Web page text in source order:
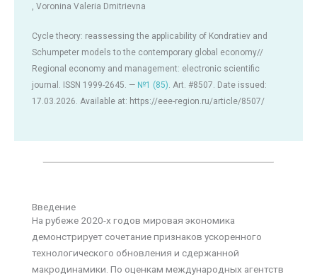
, Voronina Valeria Dmitrievna
Cycle theory: reassessing the applicability of Kondratiev and
Schumpeter models to the contemporary global economy//
Regional economy and management: electronic scientific
journal. ISSN 1999-2645. — №1 (85). Art. #8507. Date issued:
17.03.2026. Available at: https://eee-region.ru/article/8507/
Введение
На рубеже 2020-х годов мировая экономика
демонстрирует сочетание признаков ускоренного
технологического обновления и сдержанной
макродинамики. По оценкам международных агентств